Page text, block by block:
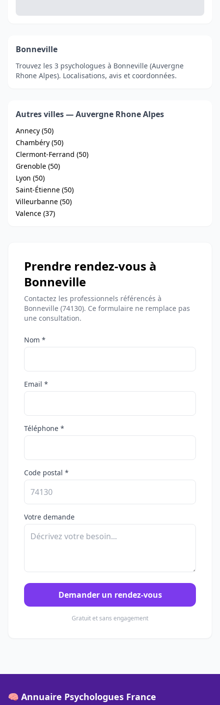
Bonneville
Trouvez les 3 psychologues à Bonneville (Auvergne
Rhone Alpes). Localisations, avis et coordonnées.
Autres villes — Auvergne Rhone Alpes
Annecy (50)
Chambéry (50)
Clermont-Ferrand (50)
Grenoble (50)
Lyon (50)
Saint-Étienne (50)
Villeurbanne (50)
Valence (37)
Prendre rendez-vous à
Bonneville
Contactez les professionnels référencés à
Bonneville (74130). Ce formulaire ne remplace pas
une consultation.
Nom *
Email *
Téléphone *
Code postal *
Votre demande
Demander un rendez-vous
Gratuit et sans engagement
🧠 Annuaire Psychologues France